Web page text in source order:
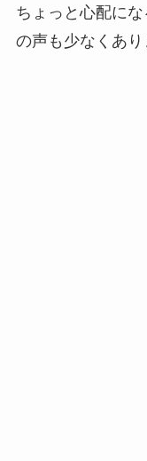
ちょっと心配に
の声も少なくあり